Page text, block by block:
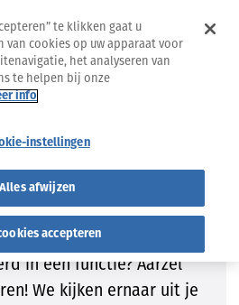
bij JOU past!
naar getalenteerde
teams te vervolledigen.
in een functie? Aarzel
We kijken ernaar uit je
te klikken gaat u
van cookies op uw apparaat voor
het analyseren van
te helpen bij onze
info
instellingen
Alles afwijzen
accepteren